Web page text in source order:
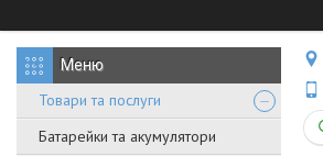
Товари та послуги
Батарейки та акумулятори